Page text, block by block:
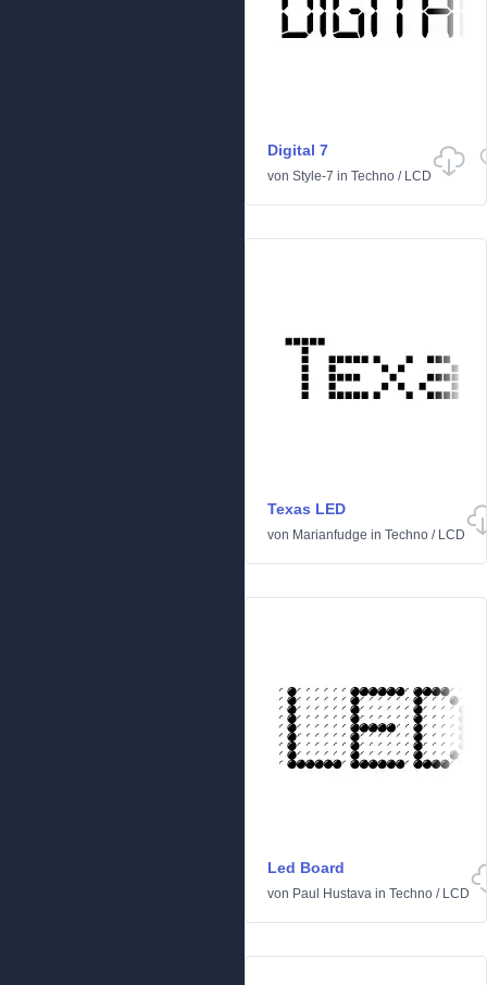
Digital 7
von Style-7 in Techno / LCD
Texas LED
von Marianfudge in Techno / LCD
Led Board
von Paul Hustava in Techno / LCD